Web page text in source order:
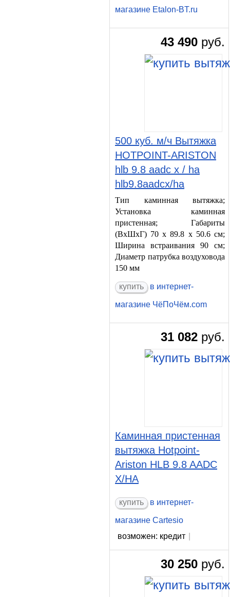
магазине Etalon-BT.ru
43 490 руб.
500 куб. м/ч Вытяжка
HOTPOINT-ARISTON
hlb 9.8 aadc x / ha
hlb9.8aadcx/ha
Тип каминная вытяжка;
Установка каминная
пристенная; Габариты
(ВхШхГ) 70 х 89.8 х 50.6 см;
Ширина встраивания 90 см;
Диаметр патрубка воздуховода
150 мм
в интернет-
магазине ЧёПоЧём.com
31 082 руб.
Каминная пристенная
вытяжка Hotpoint-
Ariston HLB 9.8 AADC
X/HA
в интернет-
магазине Cartesio
возможен: кредит
30 250 руб.